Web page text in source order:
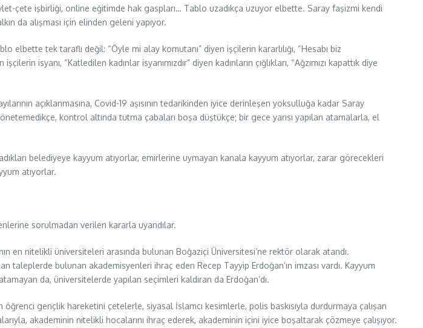
çete işbirliği, online eğitimde hak gaspları… Tablo uzadıkça uzuyor elbette. Saray faşizmi kendi
da alışması için elinden geleni yapıyor.
elbette tek taraflı değil: “Öyle mi alay komutanı” diyen işçilerin kararlılığı, “Hesabı biz
isyanı, “Katledilen kadınlar isyanımızdır” diyen kadınların çığlıkları, “Ağzımızı kapattık diye
açıklanmasına, Covid-19 aşısının tedarikinden iyice derinleşen yoksulluğa kadar Saray
kontrol altında tutma çabaları boşa düştükçe; bir gece yarısı yapılan atamalarla, el
belediyeye kayyum atıyorlar, emirlerine uymayan kanala kayyum atıyorlar, zarar görecekleri
atıyorlar.
sorulmadan verilen kararla uyandılar.
en nitelikli üniversiteleri arasında bulunan Boğaziçi Üniversitesi’ne rektör olarak atandı.
bulunan akademisyenleri ihraç eden Recep Tayyip Erdoğan’ın imzası vardı. Kayyum
da, üniversitelerde yapılan seçimleri kaldıran da Erdoğan’dı.
gençlik hareketini çetelerle, siyasal İslamcı kesimlerle, polis baskısıyla durdurmaya çalışan
akademinin nitelikli hocalarını ihraç ederek, akademinin içini iyice boşaltarak çözmeye çalışıyor.